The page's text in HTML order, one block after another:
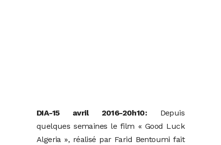
DIA-15 avril 2016-20h10: Depuis
quelques semaines le film « Good Luck
Algeria », réalisé par Farid Bentoumi fait